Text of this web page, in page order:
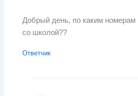
Добрый день, по каким номерам
со школой??
Ответчик